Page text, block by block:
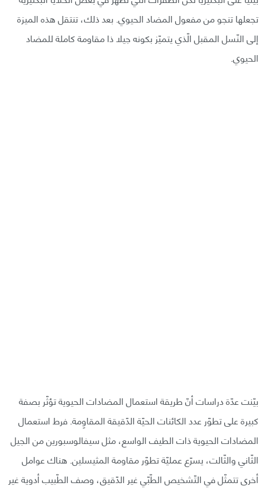
تجعلها تنجو من مفعول المضاد الحيوي. بعد ذلك، تنتقل هذه الميزة
إلى النّسل المقبل الّذي يتميّز بكونه جيلا ذا مقاومة كاملة للمضاد
الحيوي.
بيّنت عدّة دراسات أنّ طريقة استعمال المضادات الحيوية تؤثّر بصفة
كبيرة على تطوّر عدد الكائنات الحيّة الدّقيقة المقاوِمة. فرط استعمال
المضادات الحيوية ذات الطيف الواسع، مثل سيفالوسبورين من الجيل
الثّاني والثّالت، يسرّع عمليّة تطوّر مقاومة المثيسلين. هناك عوامل
أخرى تتمثّل في التّشخيص الطّبّي غير الدّقيق، وصف الطّبيب أدوية غير